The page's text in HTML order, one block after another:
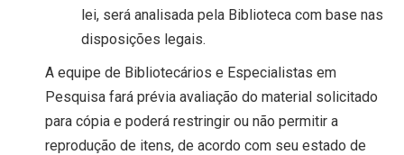
lei, será analisada pela Biblioteca com base nas
disposições legais.
A equipe de Bibliotecários e Especialistas em
Pesquisa fará prévia avaliação do material solicitado
para cópia e poderá restringir ou não permitir a
reprodução de itens, de acordo com seu estado de